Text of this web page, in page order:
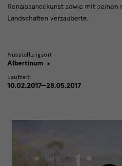
Renaissancekunst sowie mit seinen
Landschaften verzauberte.
Ausstellungsort
Albertinum
Laufzeit
10.02.2017—28.05.2017